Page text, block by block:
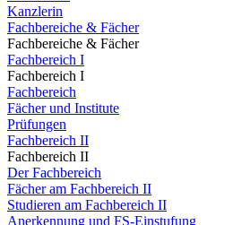
Kanzlerin
Fachbereiche & Fächer
Fachbereiche & Fächer
Fachbereich I
Fachbereich I
Fachbereich
Fächer und Institute
Prüfungen
Fachbereich II
Fachbereich II
Der Fachbereich
Fächer am Fachbereich II
Studieren am Fachbereich II
Anerkennung und FS-Einstufung